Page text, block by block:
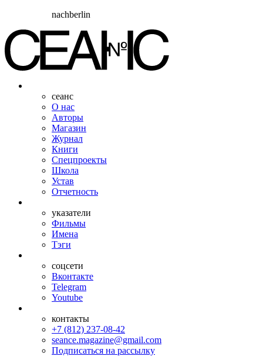
nachberlin
сеанс
О нас
Авторы
Магазин
Журнал
Книги
Спецпроекты
Школа
Устав
Отчетность
указатели
Фильмы
Имена
Тэги
соцсети
Вконтакте
Telegram
Youtube
контакты
+7 (812) 237-08-42
seance.magazine@gmail.com
Подписаться на рассылку